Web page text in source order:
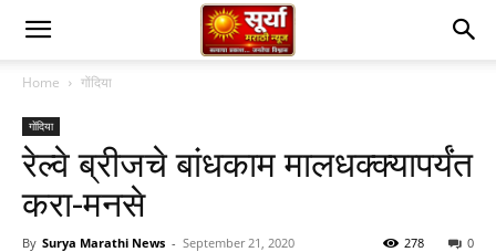
Home गोंदिया
गोंदिया
रेल्वे ब्रीजचे बांधकाम मालधक्क्यापर्यंत
करा-मनसे
By Surya Marathi News - September 21, 2020 0
278